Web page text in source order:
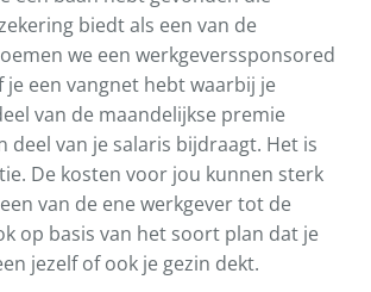
biedt als een van de
we een werkgeverssponsored
je een vangnet hebt waarbij je
van de maandelijkse premie
deel van je salaris bijdraagt. Het is
De kosten voor jou kunnen sterk
van de ene werkgever tot de
op basis van het soort plan dat je
jezelf of ook je gezin dekt.